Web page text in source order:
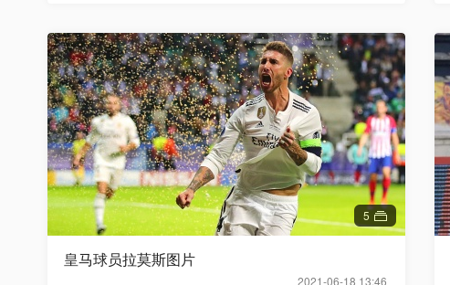
5
2021-06-18 13:46
皇马球员拉莫斯图片